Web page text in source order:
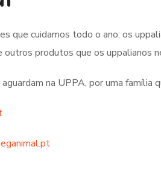
que cuidamos todo o ano: os
outros produtos que os uppalianos
na UPPA, por uma família